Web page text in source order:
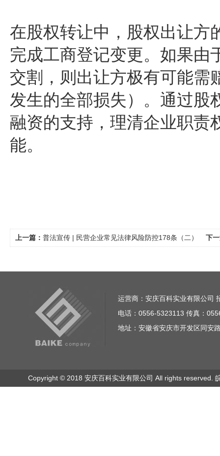
在股权转让中，股权出让方
完成工商登记变更。如果由
交割，则出让方极有可能需
发生的全部损失）。通过股
融资的支持，理清企业职责
能。
上一篇： 普法宣传 | 民营企业常见法律风险防控178条（二） 下
运营商：安庆百科实业有限公司
电话：0556-5323113 传真：
地址：安徽省安庆市开发区同安
Copyright © 2018 安庆百科实业有限公司 All rights reserved.